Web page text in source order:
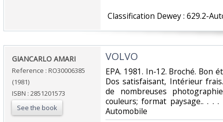
Classification Dewey : 629.2-
‎GIANCARLO AMARI‎
Reference : RO30006385
(1981)
ISBN : 2851201573
See the book
‎VOLVO‎
‎EPA. 1981. In-12. Broché. Bon
Dos satisfaisant, Intérieur
de nombreuses
couleurs; format paysage.. . .
Automobile‎